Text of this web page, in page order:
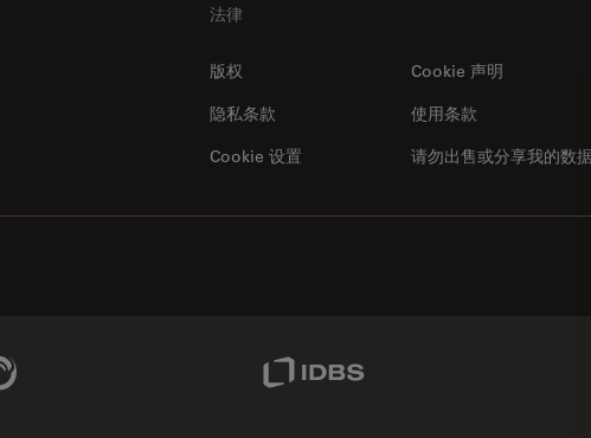
法律
版权
Cookie 声明
隐私条款
请勿出售或分享我的数
使用条款
Cookie 设置
Link IDBS Link